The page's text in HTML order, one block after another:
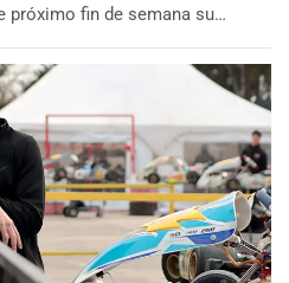
próximo fin de semana su…